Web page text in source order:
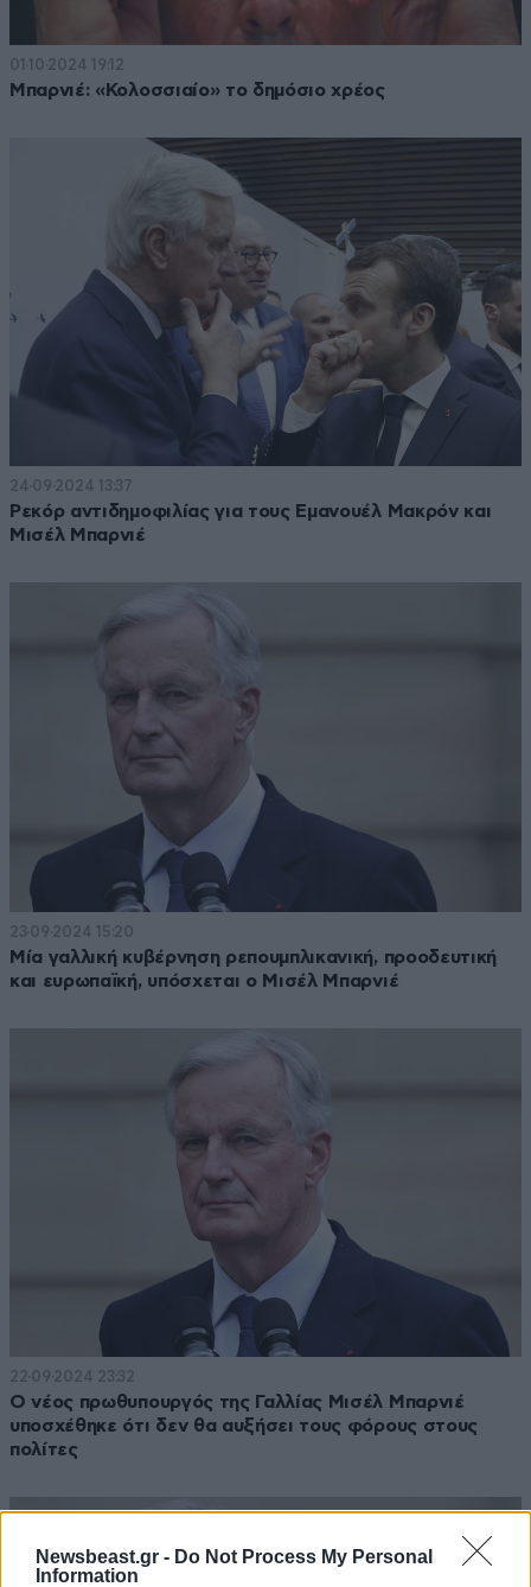
Newsbeast.gr - Do Not Process My Personal
Information
01·10·2024 19:12
Μπαρνιέ: «Κολοσσιαίο» το δημόσιο χρέος
24·09·2024 13:37
Ρεκόρ αντιδημοφιλίας για τους Εμανουέλ Μακρόν και
Μισέλ Μπαρνιέ
23·09·2024 15:20
Μία γαλλική κυβέρνηση ρεπουμπλικανική, προοδευτική
και ευρωπαϊκή, υπόσχεται ο Μισέλ Μπαρνιέ
22·09·2024 23:32
Ο νέος πρωθυπουργός της Γαλλίας Μισέλ Μπαρνιέ
υποσχέθηκε ότι δεν θα αυξήσει τους φόρους στους
πολίτες